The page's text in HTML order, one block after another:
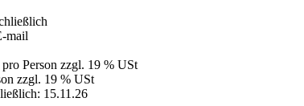
mail
Person zzgl. 19 % USt
zzgl. 19 % USt
15.11.26